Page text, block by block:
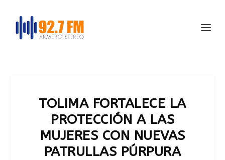
TOLIMA FORTALECE LA
PROTECCIÓN A LAS
MUJERES CON NUEVAS
PATRULLAS PÚRPURA